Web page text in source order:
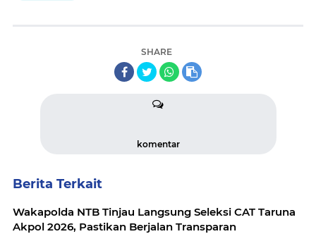
SHARE
komentar
Berita Terkait
Wakapolda NTB Tinjau Langsung Seleksi CAT Taruna
Akpol 2026, Pastikan Berjalan Transparan